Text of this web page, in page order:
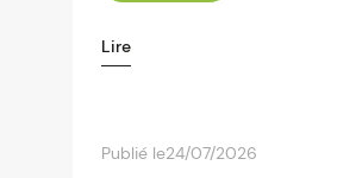
Lire
Publié le24/07/2026